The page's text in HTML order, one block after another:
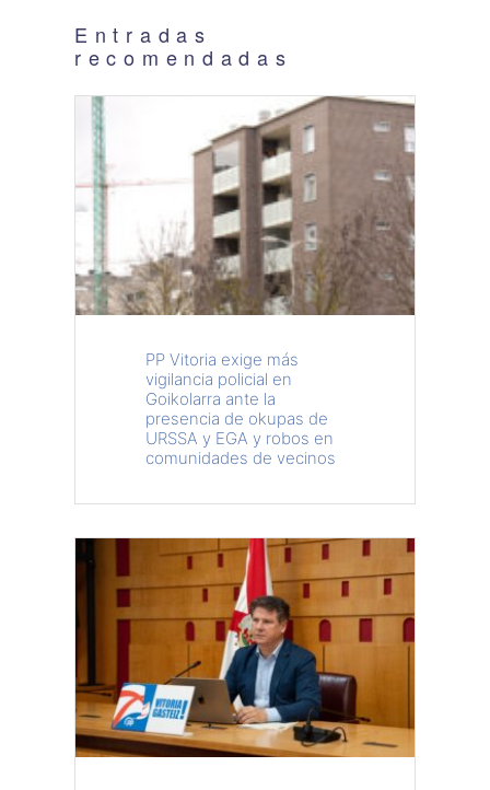
Entradas
recomendadas
PP Vitoria exige más
vigilancia policial en
Goikolarra ante la
presencia de okupas de
URSSA y EGA y robos en
comunidades de vecinos